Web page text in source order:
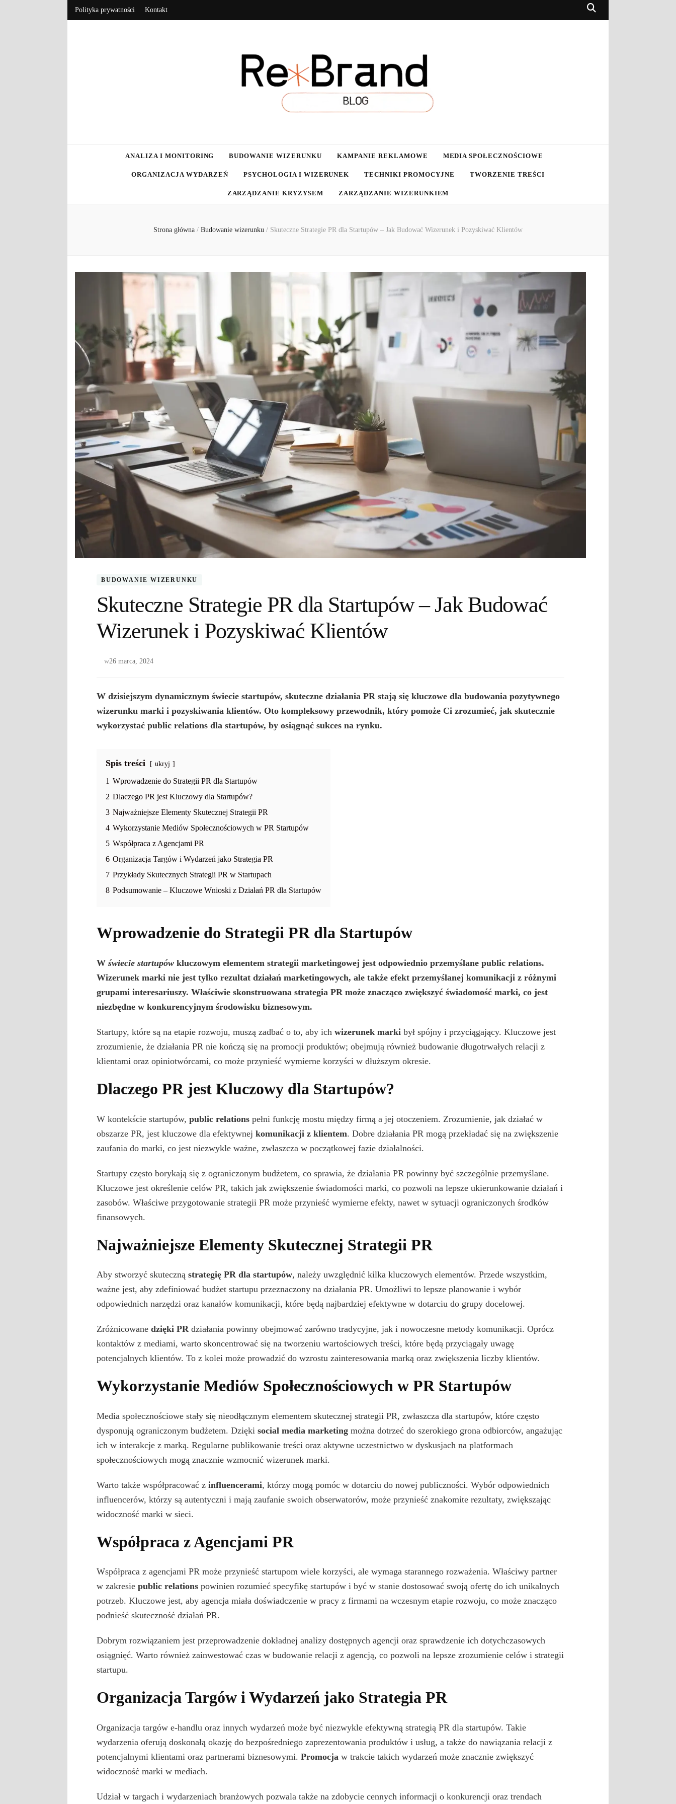
Polityka prywatności Kontakt
ANALIZA I MONITORING BUDOWANIE WIZERUNKU KAMPANIE REKLAMOWE MEDIA SPOŁECZNOŚCIOWE
ORGANIZACJA WYDARZEŃ PSYCHOLOGIA I WIZERUNEK TECHNIKI PROMOCYJNE TWORZENIE TREŚCI
ZARZĄDZANIE KRYZYSEM ZARZĄDZANIE WIZERUNKIEM
Strona główna / Budowanie wizerunku / Skuteczne Strategie PR dla Startupów – Jak Budować Wizerunek i Pozyskiwać Klientów
BUDOWANIE WIZERUNKU
Skuteczne Strategie PR dla Startupów – Jak Budować
Wizerunek i Pozyskiwać Klientów
w26 marca, 2024
W dzisiejszym dynamicznym świecie startupów, skuteczne działania PR stają się kluczowe dla budowania pozytywnego
wizerunku marki i pozyskiwania klientów. Oto kompleksowy przewodnik, który pomoże Ci zrozumieć, jak skutecznie
wykorzystać public relations dla startupów, by osiągnąć sukces na rynku.
Spis treści ukryj
1 Wprowadzenie do Strategii PR dla Startupów
2 Dlaczego PR jest Kluczowy dla Startupów?
3 Najważniejsze Elementy Skutecznej Strategii PR
4 Wykorzystanie Mediów Społecznościowych w PR Startupów
5 Współpraca z Agencjami PR
6 Organizacja Targów i Wydarzeń jako Strategia PR
7 Przykłady Skutecznych Strategii PR w Startupach
8 Podsumowanie – Kluczowe Wnioski z Działań PR dla Startupów
Wprowadzenie do Strategii PR dla Startupów
W świecie startupów kluczowym elementem strategii marketingowej jest odpowiednio przemyślane public relations.
Wizerunek marki nie jest tylko rezultat działań marketingowych, ale także efekt przemyślanej komunikacji z różnymi
grupami interesariuszy. Właściwie skonstruowana strategia PR może znacząco zwiększyć świadomość marki, co jest
niezbędne w konkurencyjnym środowisku biznesowym.
Startupy, które są na etapie rozwoju, muszą zadbać o to, aby ich wizerunek marki był spójny i przyciągający. Kluczowe jest
zrozumienie, że działania PR nie kończą się na promocji produktów; obejmują również budowanie długotrwałych relacji z
klientami oraz opiniotwórcami, co może przynieść wymierne korzyści w dłuższym okresie.
Dlaczego PR jest Kluczowy dla Startupów?
W kontekście startupów, public relations pełni funkcję mostu między firmą a jej otoczeniem. Zrozumienie, jak działać w
obszarze PR, jest kluczowe dla efektywnej komunikacji z klientem. Dobre działania PR mogą przekładać się na zwiększenie
zaufania do marki, co jest niezwykle ważne, zwłaszcza w początkowej fazie działalności.
Startupy często borykają się z ograniczonym budżetem, co sprawia, że działania PR powinny być szczególnie przemyślane.
Kluczowe jest określenie celów PR, takich jak zwiększenie świadomości marki, co pozwoli na lepsze ukierunkowanie działań i
zasobów. Właściwe przygotowanie strategii PR może przynieść wymierne efekty, nawet w sytuacji ograniczonych środków
finansowych.
Najważniejsze Elementy Skutecznej Strategii PR
Aby stworzyć skuteczną strategię PR dla startupów, należy uwzględnić kilka kluczowych elementów. Przede wszystkim,
ważne jest, aby zdefiniować budżet startupu przeznaczony na działania PR. Umożliwi to lepsze planowanie i wybór
odpowiednich narzędzi oraz kanałów komunikacji, które będą najbardziej efektywne w dotarciu do grupy docelowej.
Zróżnicowane dzięki PR działania powinny obejmować zarówno tradycyjne, jak i nowoczesne metody komunikacji. Oprócz
kontaktów z mediami, warto skoncentrować się na tworzeniu wartościowych treści, które będą przyciągały uwagę
potencjalnych klientów. To z kolei może prowadzić do wzrostu zainteresowania marką oraz zwiększenia liczby klientów.
Wykorzystanie Mediów Społecznościowych w PR Startupów
Media społecznościowe stały się nieodłącznym elementem skutecznej strategii PR, zwłaszcza dla startupów, które często
dysponują ograniczonym budżetem. Dzięki social media marketing można dotrzeć do szerokiego grona odbiorców, angażując
ich w interakcje z marką. Regularne publikowanie treści oraz aktywne uczestnictwo w dyskusjach na platformach
społecznościowych mogą znacznie wzmocnić wizerunek marki.
Warto także współpracować z influencerami, którzy mogą pomóc w dotarciu do nowej publiczności. Wybór odpowiednich
influencerów, którzy są autentyczni i mają zaufanie swoich obserwatorów, może przynieść znakomite rezultaty, zwiększając
widoczność marki w sieci.
Współpraca z Agencjami PR
Współpraca z agencjami PR może przynieść startupom wiele korzyści, ale wymaga starannego rozważenia. Właściwy partner
w zakresie public relations powinien rozumieć specyfikę startupów i być w stanie dostosować swoją ofertę do ich unikalnych
potrzeb. Kluczowe jest, aby agencja miała doświadczenie w pracy z firmami na wczesnym etapie rozwoju, co może znacząco
podnieść skuteczność działań PR.
Dobrym rozwiązaniem jest przeprowadzenie dokładnej analizy dostępnych agencji oraz sprawdzenie ich dotychczasowych
osiągnięć. Warto również zainwestować czas w budowanie relacji z agencją, co pozwoli na lepsze zrozumienie celów i strategii
startupu.
Organizacja Targów i Wydarzeń jako Strategia PR
Organizacja targów e-handlu oraz innych wydarzeń może być niezwykle efektywną strategią PR dla startupów. Takie
wydarzenia oferują doskonałą okazję do bezpośredniego zaprezentowania produktów i usług, a także do nawiązania relacji z
potencjalnymi klientami oraz partnerami biznesowymi. Promocja w trakcie takich wydarzeń może znacznie zwiększyć
widoczność marki w mediach.
Udział w targach i wydarzeniach branżowych pozwala także na zdobycie cennych informacji o konkurencji oraz trendach